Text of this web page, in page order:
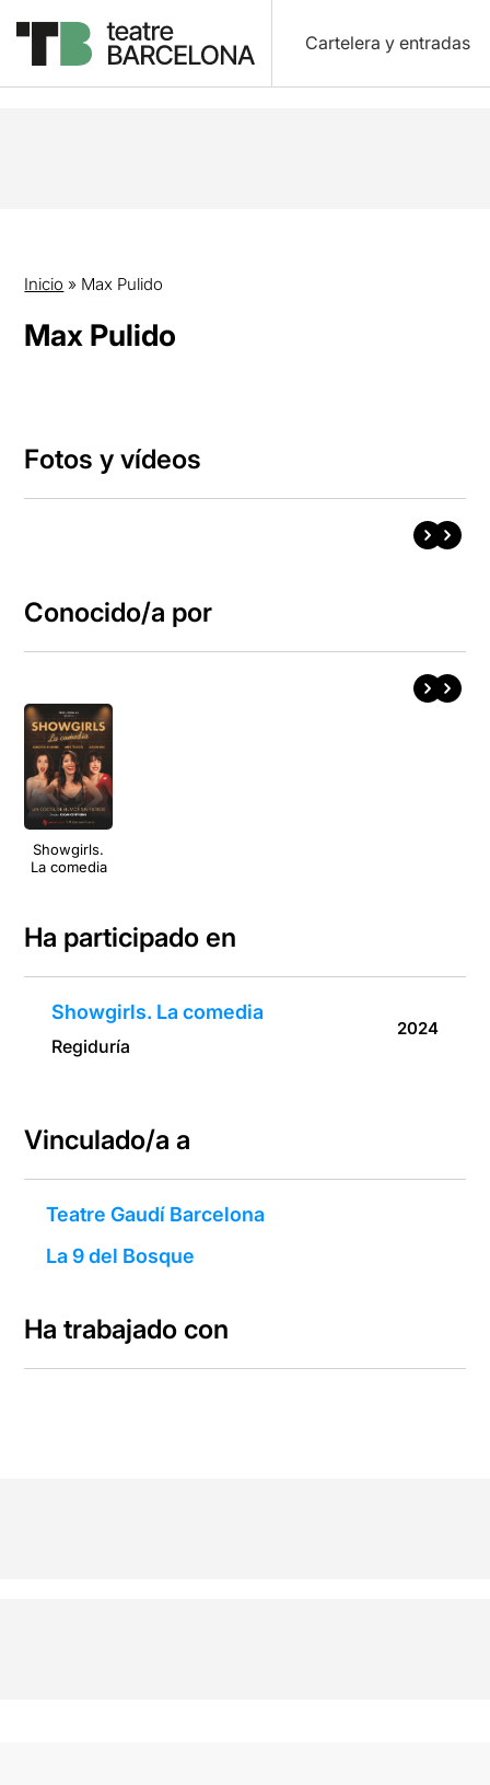
Cartelera y entradas
Inicio » Max Pulido
Max Pulido
Fotos y vídeos
Conocido/a por
Showgirls.
La comedia
Ha participado en
Showgirls. La comedia
Regiduría
2024
Vinculado/a a
Teatre Gaudí Barcelona
La 9 del Bosque
Ha trabajado con